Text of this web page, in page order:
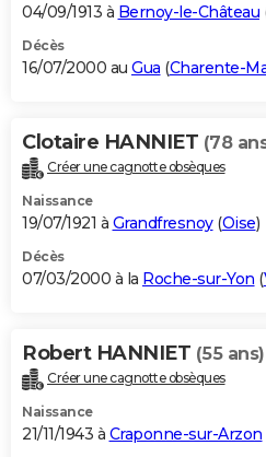
04/09/1913 à Bernoy-le-Château
Décès
16/07/2000 au Gua (Charente-
Clotaire HANNIET (78
Créer une cagnotte obsèques
Naissance
19/07/1921 à Grandfresnoy(Oise)
Décès
07/03/2000 à la Roche-sur-Yon (
Robert HANNIET (55 ans)
Créer une cagnotte obsèques
Naissance
21/11/1943 à Craponne-sur-Arzon